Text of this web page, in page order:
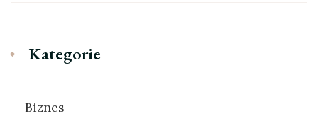
Kategorie
Biznes